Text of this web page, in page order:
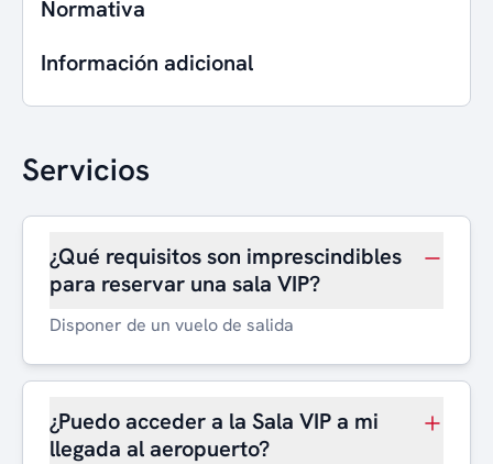
Normativa
Información adicional
Servicios
¿Qué requisitos son imprescindibles
para reservar una sala VIP?
Disponer de un vuelo de salida
¿Puedo acceder a la Sala VIP a mi
llegada al aeropuerto?